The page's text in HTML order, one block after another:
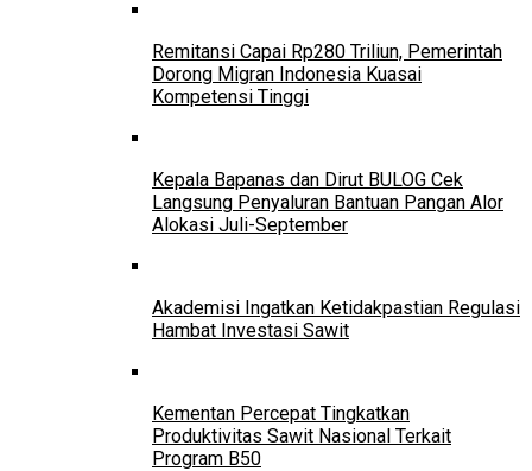
Remitansi Capai Rp280 Triliun, Pemerintah
Dorong Migran Indonesia Kuasai
Kompetensi Tinggi
Kepala Bapanas dan Dirut BULOG Cek
Langsung Penyaluran Bantuan Pangan Alor
Alokasi Juli-September
Akademisi Ingatkan Ketidakpastian Regulasi
Hambat Investasi Sawit
Kementan Percepat Tingkatkan
Produktivitas Sawit Nasional Terkait
Program B50